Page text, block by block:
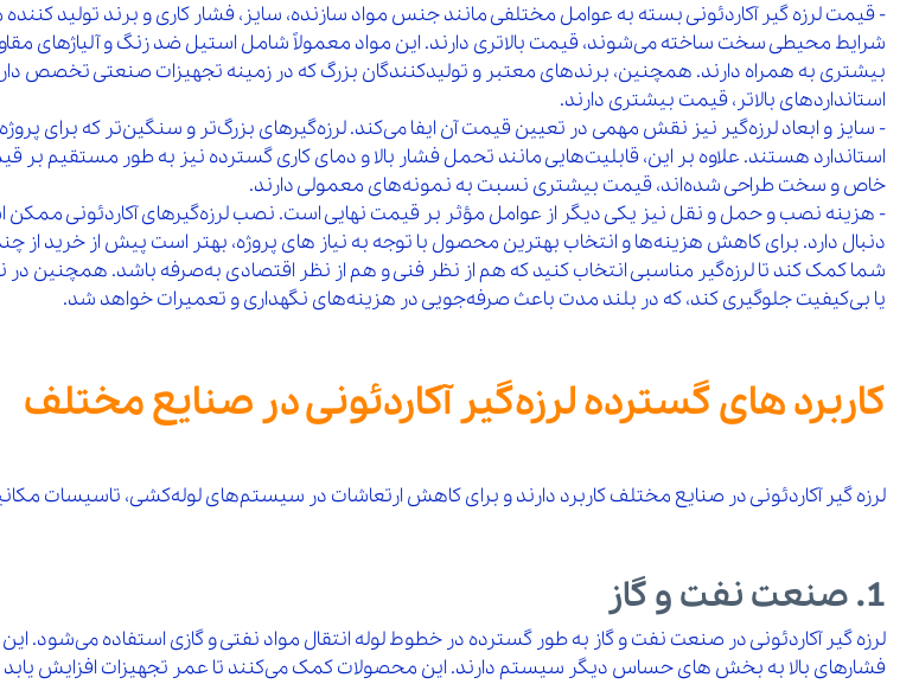
- قیمت لرزه‌ گیر آکاردئونی بسته به عوامل مختلفی مانند جنس مواد سازنده، سایز، فشار کاری و برند تولید کننده
شرایط محیطی سخت ساخته می‌شوند، قیمت بالاتری دارند. این مواد معمولاً شامل استیل ضد زنگ و آلیاژهای
بیشتری به همراه دارند. همچنین، برندهای معتبر و تولیدکنندگان بزرگ که در زمینه تجهیزات صنعتی تخصص
استانداردهای بالاتر، قیمت بیشتری دارند.
- سایز و ابعاد لرزه‌گیر نیز نقش مهمی در تعیین قیمت آن ایفا می‌کند. لرزه‌گیرهای بزرگ‌تر و سنگین‌تر که برای
استاندارد هستند. علاوه بر این، قابلیت‌هایی مانند تحمل فشار بالا و دمای کاری گسترده نیز به طور مستقیم بر
خاص و سخت طراحی شده‌اند، قیمت بیشتری نسبت به نمونه‌های معمولی دارند.
- هزینه نصب و حمل‌ و نقل نیز یکی دیگر از عوامل مؤثر بر قیمت نهایی است. نصب لرزه‌گیرهای آکاردئونی
دنبال دارد. برای کاهش هزینه‌ها و انتخاب بهترین محصول با توجه به نیاز های پروژه، بهتر است پیش از خرید
شما کمک کند تا لرزه‌گیر مناسبی انتخاب کنید که هم از نظر فنی و هم از نظر اقتصادی به‌صرفه باشد. همچنین در
یا بی‌کیفیت جلوگیری کند، که در بلند مدت باعث صرفه‌جویی در هزینه‌های نگهداری و تعمیرات خواهد شد.
کاربرد های گسترده لرزه‌گیر آکاردئونی در صنایع مختلف
لرزه‌ گیر آکاردئونی در صنایع مختلف کاربرد دارند و برای کاهش ارتعاشات در سیستم‌های لوله‌کشی، تاسیسات
1. صنعت نفت و گاز
لرزه‌ گیر آکاردئونی در صنعت نفت و گاز به‌ طور گسترده در خطوط لوله انتقال مواد نفتی و گازی استفاده می‌شود.
فشارهای بالا به بخش‌ های حساس دیگر سیستم دارند. این محصولات کمک می‌کنند تا عمر تجهیزات افزایش یابد